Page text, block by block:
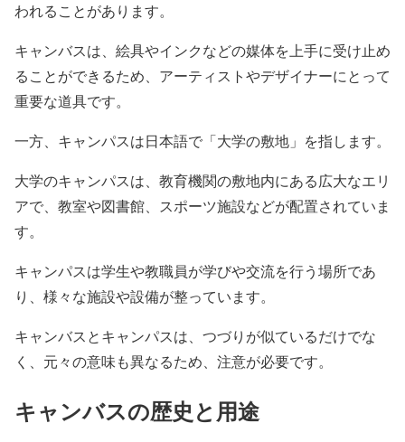
われることがあります。
キャンバスは、絵具やインクなどの媒体を上手に受け止め
ることができるため、アーティストやデザイナーにとって
重要な道具です。
一方、キャンパスは日本語で「大学の敷地」を指します。
大学のキャンパスは、教育機関の敷地内にある広大なエリ
アで、教室や図書館、スポーツ施設などが配置されていま
す。
キャンパスは学生や教職員が学びや交流を行う場所であ
り、様々な施設や設備が整っています。
キャンバスとキャンパスは、つづりが似ているだけでな
く、元々の意味も異なるため、注意が必要です。
キャンバスの歴史と用途